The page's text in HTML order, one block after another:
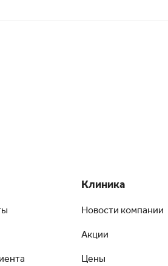
Клиника
Новости компании
Акции
Цены